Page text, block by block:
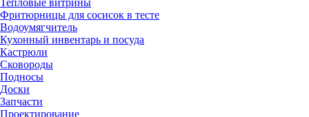
Тепловые витрины
Фритюрницы для сосисок в тесте
Водоумягчитель
Кухонный инвентарь и посуда
Кастрюли
Сковороды
Подносы
Доски
Запчасти
Проектирование